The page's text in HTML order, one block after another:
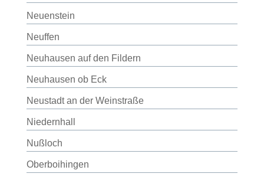
Neuenstein
Neuffen
Neuhausen auf den Fildern
Neuhausen ob Eck
Neustadt an der Weinstraße
Niedernhall
Nußloch
Oberboihingen